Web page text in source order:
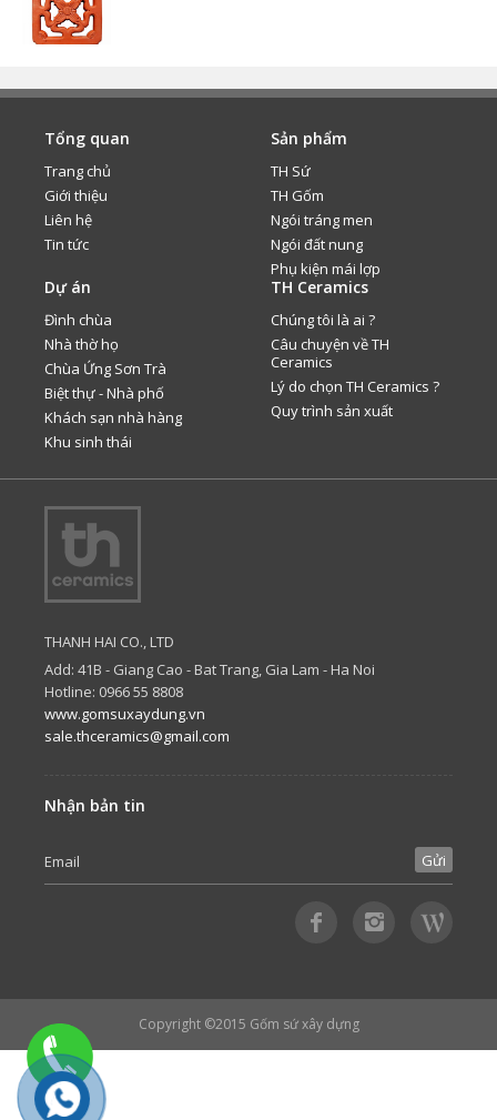
Tổng quan
Trang chủ
Giới thiệu
Liên hệ
Tin tức
Sản phẩm
TH Sứ
TH Gốm
Ngói tráng men
Ngói đất nung
Phụ kiện mái lợp
Dự án
Đình chùa
Nhà thờ họ
Chùa Ứng Sơn Trà
Biệt thự - Nhà phố
Khách sạn nhà hàng
Khu sinh thái
TH Ceramics
Chúng tôi là ai ?
Câu chuyện về TH
Ceramics
Lý do chọn TH Ceramics ?
Quy trình sản xuất
THANH HAI CO., LTD
Add: 41B - Giang Cao - Bat Trang, Gia Lam - Ha Noi
Hotline: 0966 55 8808
www.gomsuxaydung.vn
sale.thceramics@gmail.com
Nhận bản tin
Copyright ©2015 Gốm sứ xây dựng